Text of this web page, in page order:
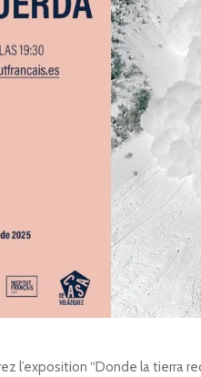
l’exposition “Donde la tierra